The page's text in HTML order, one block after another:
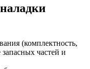
(комплектность,
частей и